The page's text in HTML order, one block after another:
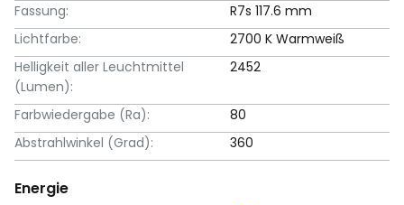
Fassung:
R7s 117.6 mm
Lichtfarbe:
2700 K Warmweiß
Helligkeit aller Leuchtmittel
(Lumen):
2452
Farbwiedergabe (Ra):
80
Abstrahlwinkel (Grad):
360
Energie